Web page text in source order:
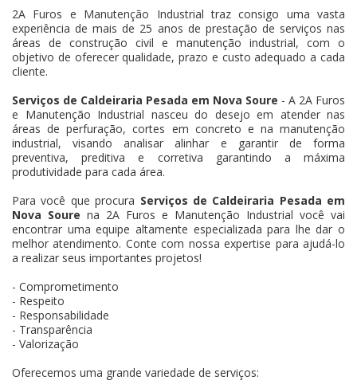
2A Furos e Manutenção Industrial traz consigo uma vasta
experiência de mais de 25 anos de prestação de serviços nas
áreas de construção civil e manutenção industrial, com o
objetivo de oferecer qualidade, prazo e custo adequado a cada
cliente.
Serviços de Caldeiraria Pesada em Nova Soure - A 2A Furos
e Manutenção Industrial nasceu do desejo em atender nas
áreas de perfuração, cortes em concreto e na manutenção
industrial, visando analisar alinhar e garantir de forma
preventiva, preditiva e corretiva garantindo a máxima
produtividade para cada área.
Para você que procura Serviços de Caldeiraria Pesada em
Nova Soure na 2A Furos e Manutenção Industrial você vai
encontrar uma equipe altamente especializada para lhe dar o
melhor atendimento. Conte com nossa expertise para ajudá-lo
a realizar seus importantes projetos!
- Comprometimento
- Respeito
- Responsabilidade
- Transparência
- Valorização
Oferecemos uma grande variedade de serviços: